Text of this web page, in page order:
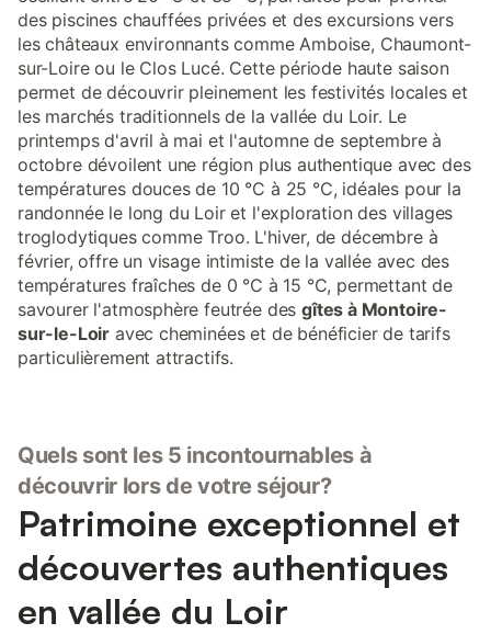
des piscines chauffées privées et des excursions vers
les châteaux environnants comme Amboise, Chaumont-
sur-Loire ou le Clos Lucé. Cette période haute saison
permet de découvrir pleinement les festivités locales et
les marchés traditionnels de la vallée du Loir. Le
printemps d'avril à mai et l'automne de septembre à
octobre dévoilent une région plus authentique avec des
températures douces de 10 °C à 25 °C, idéales pour la
randonnée le long du Loir et l'exploration des villages
troglodytiques comme Troo. L'hiver, de décembre à
février, offre un visage intimiste de la vallée avec des
températures fraîches de 0 °C à 15 °C, permettant de
savourer l'atmosphère feutrée desgîtes à Montoire-
sur-le-Loir avec cheminées et de bénéficier de tarifs
particulièrement attractifs.
Quels sont les 5 incontournables à
découvrir lors de votre séjour?
Patrimoine exceptionnel et
découvertes authentiques
en vallée du Loir